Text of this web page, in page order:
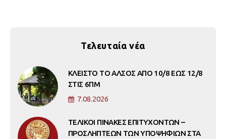
Τελευταία νέα
ΚΛΕΙΣΤΟ ΤΟ ΑΛΣΟΣ ΑΠΟ 10/8 ΕΩΣ 12/8
ΣΤΙΣ 6ΠΜ
7.08.2026
ΤΕΛΙΚΟΙ ΠΙΝΑΚΕΣ ΕΠΙΤΥΧΟΝΤΩΝ –
ΠΡΟΣΛΗΠΤΕΩΝ ΤΩΝ ΥΠΟΨΗΦΙΩΝ ΣΤΑ